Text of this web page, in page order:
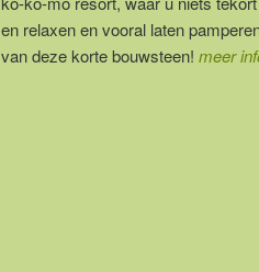
en relaxen en vooral laten
van deze korte bouwsteen! meer